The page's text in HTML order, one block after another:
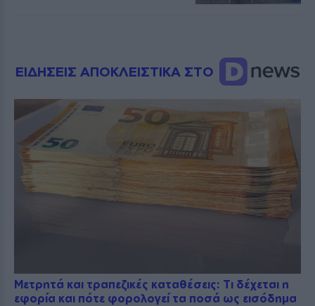
ΕΙΔΗΣΕΙΣ ΑΠΟΚΛΕΙΣΤΙΚΑ ΣΤΟ
Μετρητά και τραπεζικές καταθέσεις: Τι δέχεται η
εφορία και πότε φορολογεί τα ποσά ως εισόδημα